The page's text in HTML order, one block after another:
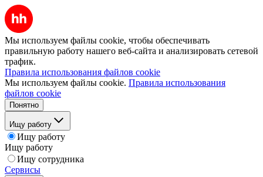
Мы используем файлы cookie, чтобы обеспечивать
правильную работу нашего веб-сайта и анализировать сетевой
трафик.
Правила использования файлов cookie
Мы используем файлы cookie. Правила использования
файлов cookie
Понятно
Ищу работу
Ищу работу
Ищу работу
Ищу сотрудника
Сервисы